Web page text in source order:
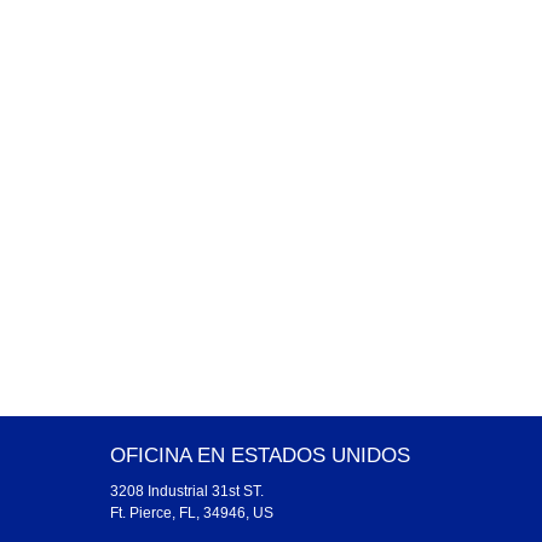
OFICINA EN ESTADOS UNIDOS
3208 Industrial 31st ST.
Ft. Pierce, FL, 34946, US